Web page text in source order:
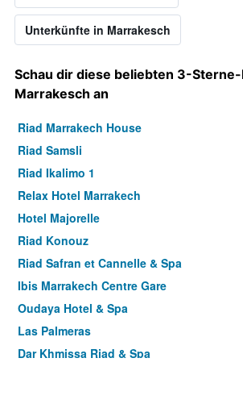
Unterkünfte in Marrakesch
Schau dir diese beliebten 3-
Marrakesch an
Riad Marrakech House
Riad Samsli
Riad Ikalimo 1
Relax Hotel Marrakech
Hotel Majorelle
Riad Konouz
Riad Safran et Cannelle & Spa
Ibis Marrakech Centre Gare
Oudaya Hotel & Spa
Las Palmeras
Dar Khmissa Riad & Spa